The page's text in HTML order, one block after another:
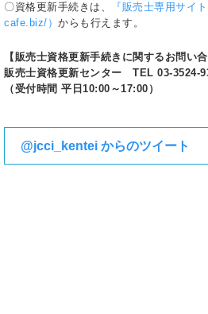
〇資格更新手続きは、
『販売士専用サイ
cafe.biz/）からも行えます。
【販売士資格更新手続きに関するお問い合
販売士資格更新センター TEL 03-3524-
（受付時間 平日10:00～17:00）
@jcci_kentei からのツイート